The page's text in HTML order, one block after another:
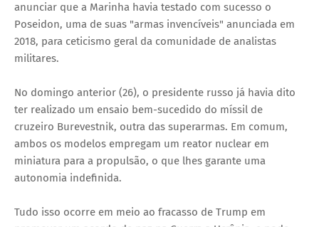
anunciar que a Marinha havia testado com sucesso o
Poseidon, uma de suas "armas invencíveis" anunciada em
2018, para ceticismo geral da comunidade de analistas
militares.
No domingo anterior (26), o presidente russo já havia dito
ter realizado um ensaio bem-sucedido do míssil de
cruzeiro Burevestnik, outra das superarmas. Em comum,
ambos os modelos empregam um reator nuclear em
miniatura para a propulsão, o que lhes garante uma
autonomia indefinida.
Tudo isso ocorre em meio ao fracasso de Trump em